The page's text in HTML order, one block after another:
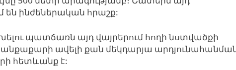
են ինժեներական հրաշք:
պատճառն այդ վայրերում հողի նստվածքի
ավելի քան մեկդարյա
հետևանք է: